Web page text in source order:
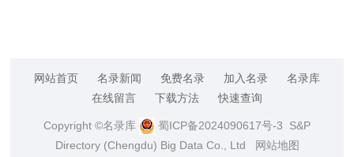
网站首页 名录新闻 免费名录 加入名录
名录库
在线留言
下载方法 快速查询
Copyright ©名录库 蜀ICP备2024090617号-3 S&P
Directory (Chengdu) Big Data Co., Ltd
网站地图